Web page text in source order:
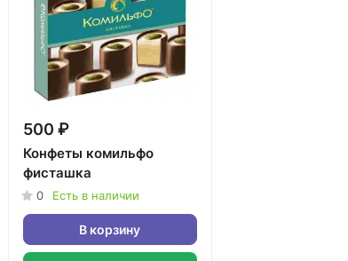
500 ₽
Конфеты комильфо
фисташка
0 Есть в наличии
В корзину